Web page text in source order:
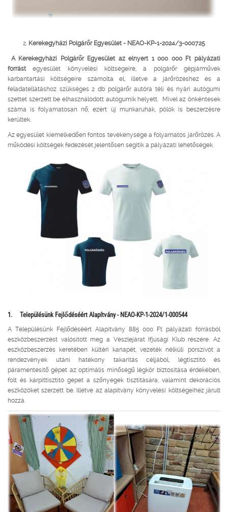
2. Kerekegyházi Polgárőr Egyesület - NEAO-KP-1-2024/3-000725
A Kerekegyházi Polgárőr Egyesület az elnyert 1 000 000 Ft pályázati
forrástegyesület könyvelési költségeire, a polgárőr gépjárművek
karbantartási költségeire számolta el, illetve a járőrözéshez és a
feladatellátáshoz szükséges 2 db polgárőr autóra téli és nyári autógumi
szettet szerzett be elhasználódott autógumik helyett. Mivel az önkéntesek
száma is folyamatosan nő, ezért új munkaruhák, pólók is beszerzésre
kerültek.
Az egyesület kiemelkedően fontos tevékenysége a folyamatos járőrözés. A
működési költségek fedezését jelentősen segítik a pályázati lehetőségek.
1. Településünk Fejlődéséért Alapítvány -NEAO-KP-1-2024/1-000544
A Településünk Fejlődéséért Alapítvány 885 000 Ft pályázati forrásból
eszközbeszerzést valósított meg a Vészlejárat Ifjúsági Klub részére. Az
eszközbeszerzés keretében kültéri kanapét, vezeték nélküli porszívót a
rendezvények utáni hatékony takarítás céljából, légtisztító és
páramentesítő gépet az optimális minőségű légkör biztosítása érdekében,
folt és kárpittisztító gépet a szőnyegek tisztítására, valamint dekorációs
eszközöket szerzett be. Illetve az alapítvány könyvelési költségeihez járult
hozzá.